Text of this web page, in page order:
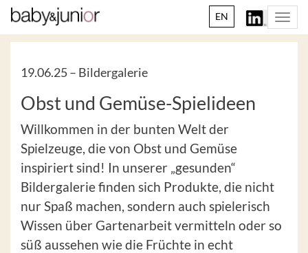
EN
19.06.25 – Bildergalerie
Obst und Gemüse-Spielideen
Willkommen in der bunten Welt der
Spielzeuge, die von Obst und Gemüse
inspiriert sind! In unserer „gesunden“
Bildergalerie finden sich Produkte, die nicht
nur Spaß machen, sondern auch spielerisch
Wissen über Gartenarbeit vermitteln oder so
süß aussehen wie die Früchte in echt